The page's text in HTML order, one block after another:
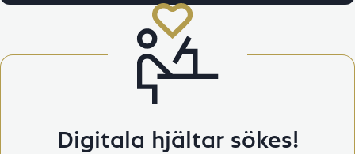
Digitala hjältar sökes!